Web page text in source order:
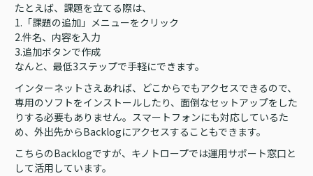
たとえば、課題を立てる際は、
1.「課題の追加」メニューをクリック
2.件名、内容を入力
3.追加ボタンで作成
なんと、最低3ステップで手軽にできます。
インターネットさえあれば、どこからでもアクセスできるので、
専用のソフトをインストールしたり、面倒なセットアップをした
りする必要もありません。スマートフォンにも対応しているた
め、外出先からBacklogにアクセスすることもできます。
こちらのBacklogですが、キノトロープでは運用サポート窓口と
して活用しています。